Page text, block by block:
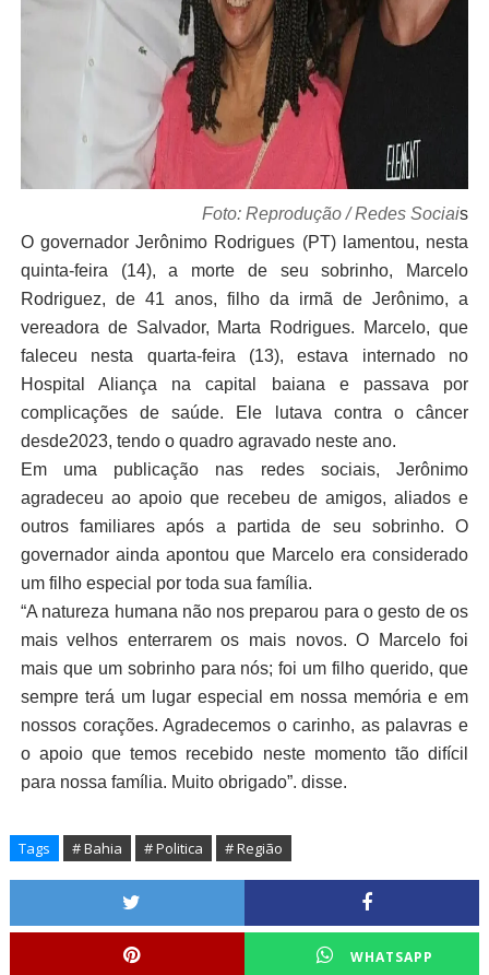
Foto: Reprodução / Redes Sociais
O governador Jerônimo Rodrigues (PT) lamentou, nesta
quinta-feira (14), a morte de seu sobrinho, Marcelo
Rodriguez, de 41 anos, filho da irmã de Jerônimo, a
vereadora de Salvador, Marta Rodrigues. Marcelo, que
faleceu nesta quarta-feira (13), estava internado no
Hospital Aliança na capital baiana e passava por
complicações de saúde. Ele lutava contra o câncer
desde2023, tendo o quadro agravado neste ano.
Em uma publicação nas redes sociais, Jerônimo
agradeceu ao apoio que recebeu de amigos, aliados e
outros familiares após a partida de seu sobrinho. O
governador ainda apontou que Marcelo era considerado
um filho especial por toda sua família.
“A natureza humana não nos preparou para o gesto de os
mais velhos enterrarem os mais novos. O Marcelo foi
mais que um sobrinho para nós; foi um filho querido, que
sempre terá um lugar especial em nossa memória e em
nossos corações. Agradecemos o carinho, as palavras e
o apoio que temos recebido neste momento tão difícil
para nossa família. Muito obrigado”. disse.
Tags # Bahia # Politica # Região
WHATSAPP